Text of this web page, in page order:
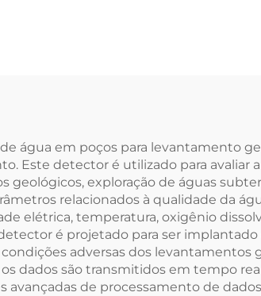
água em poços para levantamento
Este detector é utilizado para avaliar
geológicos, exploração de águas
relacionados à qualidade da
elétrica, temperatura, oxigênio
é projetado para ser
adversas dos
os dados são transmitidos em tempo
avançadas de processamento de